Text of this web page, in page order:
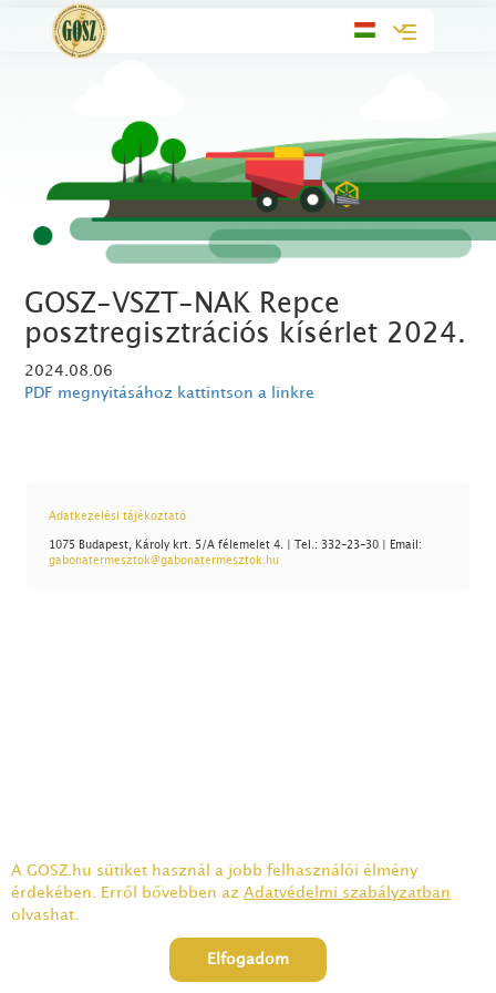
Toggle
GOSZ-VSZT-NAK Repce
posztregisztrációs kísérlet 2024.
2024.08.06
PDF megnyitásához kattintson a linkre
Adatkezelési tájékoztató
1075 Budapest, Károly krt. 5/A félemelet 4. | Tel.: 332-23-30 | Email:
gabonatermesztok@gabonatermesztok.hu
A GOSZ.hu sütiket használ a jobb felhasználói élmény
érdekében. Erről bővebben az Adatvédelmi szabályzatban
olvashat.
Elfogadom